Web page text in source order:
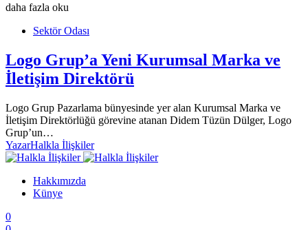
daha fazla oku
Sektör Odası
Logo Grup’a Yeni Kurumsal Marka ve
İletişim Direktörü
Logo Grup Pazarlama bünyesinde yer alan Kurumsal Marka ve
İletişim Direktörlüğü görevine atanan Didem Tüzün Dülger, Logo
Grup’un…
YazarHalkla İlişkiler
Hakkımızda
Künye
0